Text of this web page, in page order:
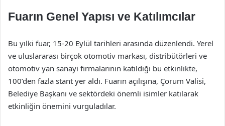
Fuarın Genel Yapısı ve Katılımcılar
Bu yılki fuar, 15-20 Eylül tarihleri arasında düzenlendi. Yerel
ve uluslararası birçok otomotiv markası, distribütörleri ve
otomotiv yan sanayi firmalarının katıldığı bu etkinlikte,
100’den fazla stant yer aldı. Fuarın açılışına, Çorum Valisi,
Belediye Başkanı ve sektördeki önemli isimler katılarak
etkinliğin önemini vurguladılar.